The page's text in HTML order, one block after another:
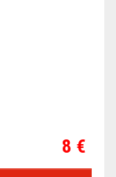
Prix
8 €